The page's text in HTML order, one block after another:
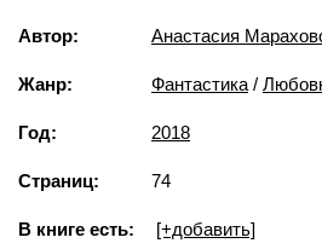
Автор: Анастасия
Жанр: Фантастика /
Год: 2018
Страниц: 74
В книге есть: [+добавить]